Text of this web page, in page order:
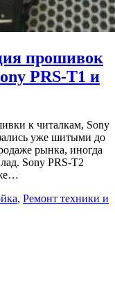
прошивок
PRS-T1 и
к читалкам, Sony
уже шитыми до
рынка, иногда
Sony PRS-T2
, Ремонт техники и